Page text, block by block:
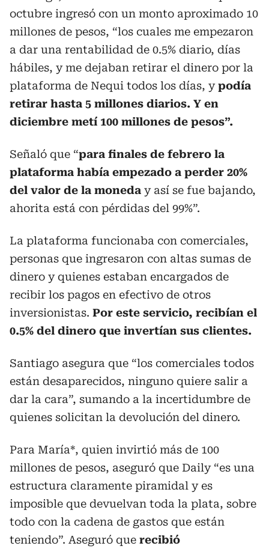
octubre ingresó con un monto aproximado 10
millones de pesos, “los cuales me empezaron
a dar una rentabilidad de 0.5% diario, días
hábiles, y me dejaban retirar el dinero por la
plataforma de Nequi todos los días, ypodía
retirar hasta 5 millones diarios. Y en
diciembre metí 100 millones de pesos”.
Señaló que “para finales de febrero la
plataforma había empezado a perder 20%
del valor de la moneda y así se fue bajando,
ahorita está con pérdidas del 99%”.
La plataforma funcionaba con comerciales,
personas que ingresaron con altas sumas de
dinero y quienes estaban encargados de
recibir los pagos en efectivo de otros
inversionistas. Por este servicio, recibían el
0.5% del dinero que invertían sus clientes.
Santiago asegura que “los comerciales todos
están desaparecidos, ninguno quiere salir a
dar la cara”, sumando a la incertidumbre de
quienes solicitan la devolución del dinero.
Para María*, quien invirtió más de 100
millones de pesos, aseguró que Daily “es una
estructura claramente piramidal y es
imposible que devuelvan toda la plata, sobre
todo con la cadena de gastos que están
teniendo”. Aseguró que recibió